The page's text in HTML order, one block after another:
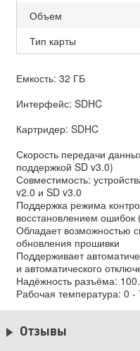
Объем
Тип карты
Емкость: 32 ГБ
Интерфейс: SDHC
Картридер: SDHC
Скорость передачи
поддержкой SD v3.0)
Совместимость:
v2.0 и SD v3.0
Поддержка режима
восстановлением ошибок
Обладает возможностью
обновления прошивки
Поддерживает
и автоматического
Надёжность разъёма:
Рабочая температура: 0 -
Отзывы